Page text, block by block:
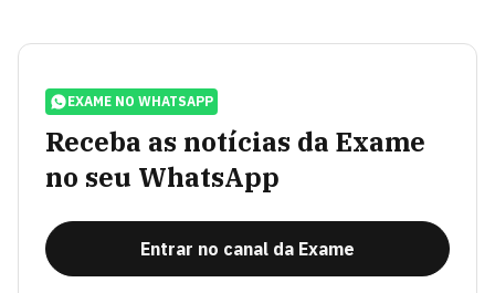
EXAME NO WHATSAPP
Receba as notícias da Exame
no seu WhatsApp
Entrar no canal da Exame